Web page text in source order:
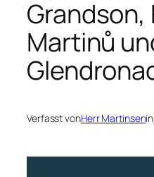
Grandson,
Martinů
Verfasst vonHerr Martinsenin